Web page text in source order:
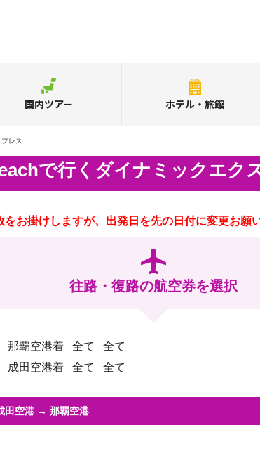
国内ツアー ホテル・旅館
レス
で行くダイナミックエク
お掛けしますが、出発日を先の日付に変更お願
往路・復路の航空券を選択
那覇空港着 全て
全て
成田空港着 全て 全て
田空港 → 那覇空港